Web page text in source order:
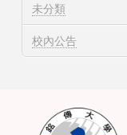
未分類
校內公告